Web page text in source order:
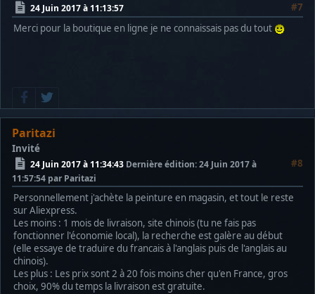
24 Juin 2017 à 11:13:57
#7
Merci pour la boutique en ligne je ne connaissais pas du tout
Paritazi
Invité
24 Juin 2017 à 11:34:43 #8
Dernière édition: 24 Juin 2017 à
11:57:54 par Paritazi
Personnellement j'achète la peinture en magasin, et tout le reste
sur Aliexpress.
Les moins : 1 mois de livraison, site chinois (tu ne fais pas
fonctionner l'économie local), la recherche est galère au début
(elle essaye de traduire du francais à l'anglais puis de l'anglais au
chinois).
Les plus : Les prix sont 2 à 20 fois moins cher qu'en France, gros
choix, 90% du temps la livraison est gratuite.